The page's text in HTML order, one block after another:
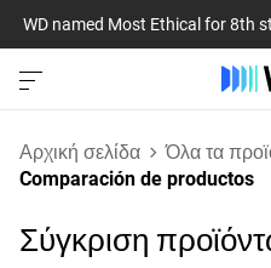
WD named Most Ethical for 8th
Αρχική σελίδα
Όλα τα
Comparación de productos
Σύγκριση